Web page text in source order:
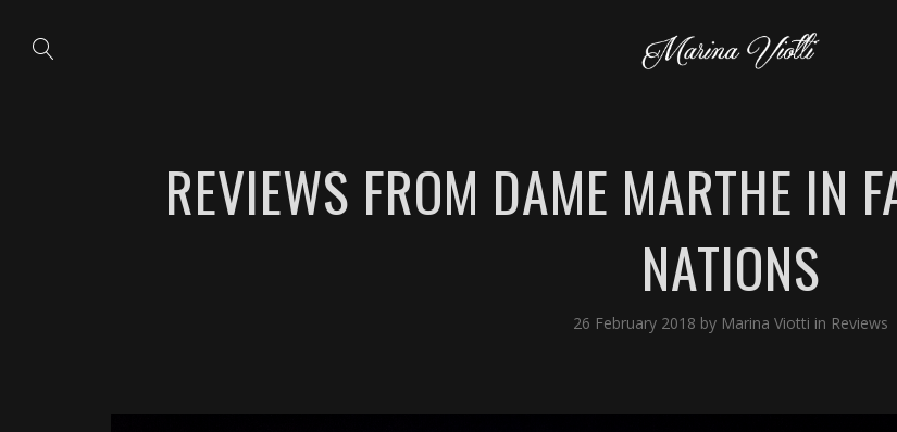
REVIEWS FROM DAME MARTHE IN
NATIONS
26 February 2018 by Marina Viotti in Reviews